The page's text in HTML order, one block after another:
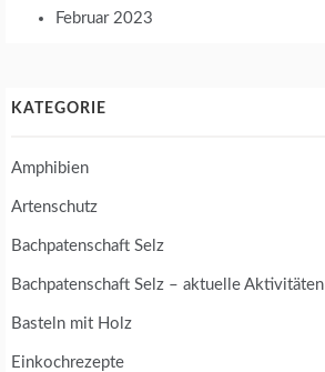
Februar 2023
KATEGORIE
Amphibien
Artenschutz
Bachpatenschaft Selz
Bachpatenschaft Selz – aktuelle Aktivitäten
Basteln mit Holz
Einkochrezepte